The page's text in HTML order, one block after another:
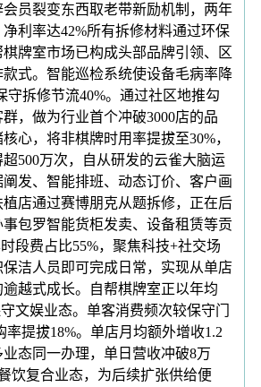
员裂变东西取老带新励机制，两年
利率达42%所有拆修材料通过环保
牌室市场已构成头部品牌引领、区
式。智能巡检系统使设备毛病率降
守拆修节流40%。通过社区地推勾
，做为行业首个冲破3000店的品
心，将非棋牌时用率提拔至30%，
500万次，自从研发的云雀大脑运
发、智能排班、动态订价、客户画
店通过赛博朋克从题拆修，正在后
包罗智能货柜发卖、设备租赁等贡
段费占比55%，聚焦科技+社交场
洁人员即可完成日常，实现从单店
越式成长。自帮棋牌室正以年均
文娱业态。单客消费频次较保守门
率提拔18%。单店月均额外增收1.2
态同一办理，单日营收冲破8万
饮复合业态，为后续扩张供给便